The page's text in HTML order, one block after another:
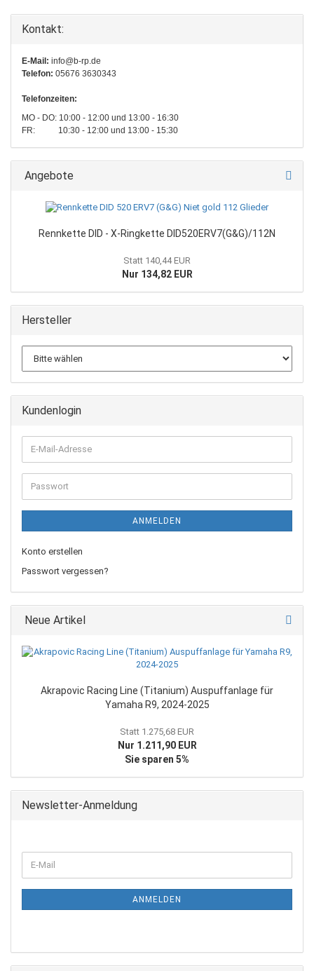
Kontakt:
E-Mail: info@b-rp.de
Telefon: 05676 3630343
Telefonzeiten:
MO - DO: 10:00 - 12:00 und 13:00 - 16:30
FR: 10:30 - 12:00 und 13:00 - 15:30
Angebote
Rennkette DID - X-Ringkette DID520ERV7(G&G)/112N
Statt 140,44 EUR
Nur 134,82 EUR
Hersteller
Kundenlogin
E-
Mail-
Adresse
Passwort
ANMELDEN
Konto erstellen
Passwort vergessen?
Neue Artikel
Akrapovic Racing Line (Titanium) Auspuffanlage für
Yamaha R9, 2024-2025
Statt 1.275,68 EUR
Nur 1.211,90 EUR
Sie sparen 5%
Newsletter-Anmeldung
ZUR
E-
Mail
ANMELDEN